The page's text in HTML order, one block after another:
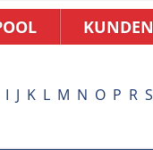
KUNDEN
I J K L M N O P R S